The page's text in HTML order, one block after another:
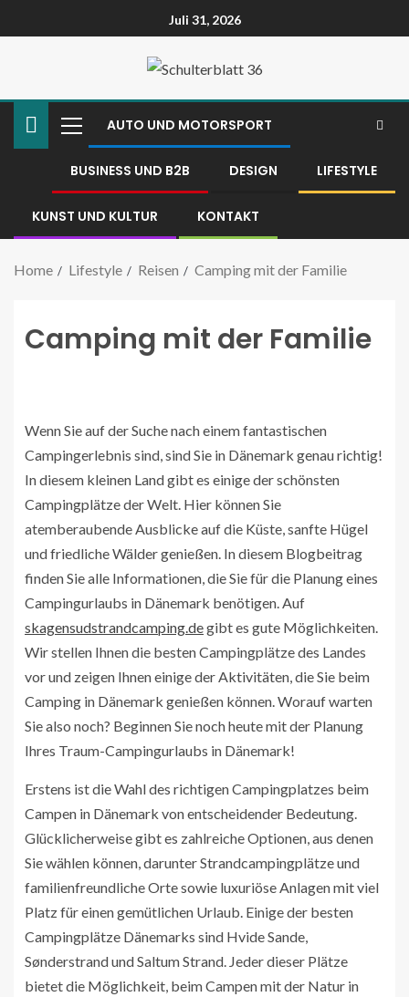
Juli 31, 2026
AUTO UND MOTORSPORT
BUSINESS UND B2B DESIGN LIFESTYLE
KUNST UND KULTUR KONTAKT
Home Lifestyle Reisen Camping mit der Familie
Camping mit der Familie
Wenn Sie auf der Suche nach einem fantastischen
Campingerlebnis sind, sind Sie in Dänemark genau richtig!
In diesem kleinen Land gibt es einige der schönsten
Campingplätze der Welt. Hier können Sie
atemberaubende Ausblicke auf die Küste, sanfte Hügel
und friedliche Wälder genießen. In diesem Blogbeitrag
finden Sie alle Informationen, die Sie für die Planung eines
Campingurlaubs in Dänemark benötigen. Auf
skagensudstrandcamping.degibt es gute Möglichkeiten.
Wir stellen Ihnen die besten Campingplätze des Landes
vor und zeigen Ihnen einige der Aktivitäten, die Sie beim
Camping in Dänemark genießen können. Worauf warten
Sie also noch? Beginnen Sie noch heute mit der Planung
Ihres Traum-Campingurlaubs in Dänemark!
Erstens ist die Wahl des richtigen Campingplatzes beim
Campen in Dänemark von entscheidender Bedeutung.
Glücklicherweise gibt es zahlreiche Optionen, aus denen
Sie wählen können, darunter Strandcampingplätze und
familienfreundliche Orte sowie luxuriöse Anlagen mit viel
Platz für einen gemütlichen Urlaub. Einige der besten
Campingplätze Dänemarks sind Hvide Sande,
Sønderstrand und Saltum Strand. Jeder dieser Plätze
bietet die Möglichkeit, beim Campen mit der Natur in